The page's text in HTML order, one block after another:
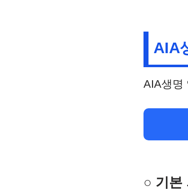
AIA
AIA생명
○ 기본